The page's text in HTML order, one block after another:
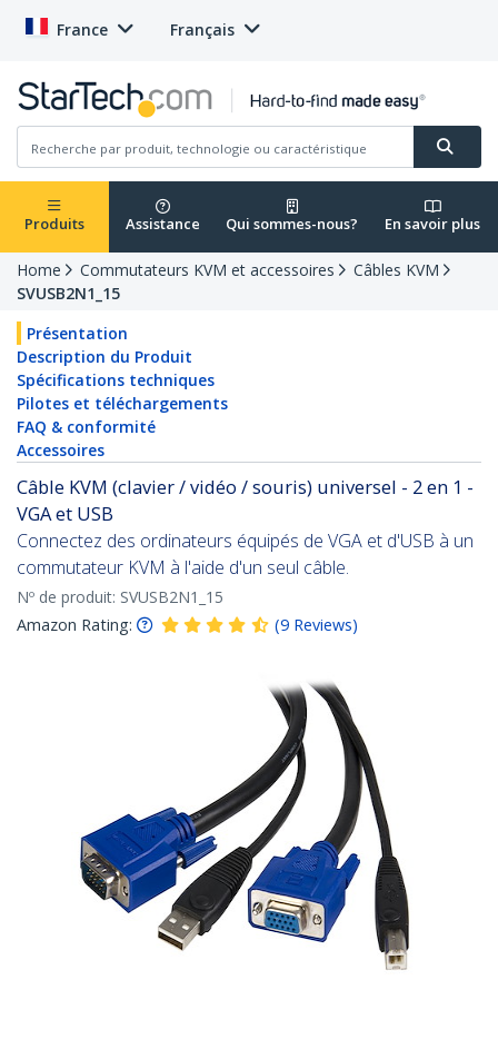
France Français
Produits Assistance Qui sommes-nous? En savoir plus
Home Commutateurs KVM et accessoires
Câbles KVM
SVUSB2N1_15
Présentation
Description du Produit
Spécifications techniques
Pilotes et téléchargements
FAQ & conformité
Accessoires
Câble KVM (clavier / vidéo / souris) universel - 2 en 1 -
VGA et USB
Connectez des ordinateurs équipés de VGA et d'USB à un
commutateur KVM à l'aide d'un seul câble.
Nº de produit: SVUSB2N1_15
Amazon Rating:
(9 Reviews)